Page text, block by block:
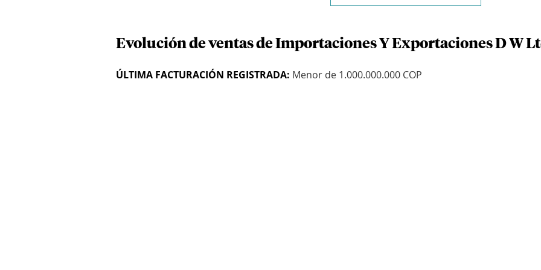
Evolución de ventas de Importaciones Y Exportaciones D W
ÚLTIMA FACTURACIÓN REGISTRADA: Menor de 1.000.000.000 COP